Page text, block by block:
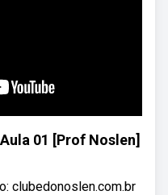
01 [Prof Noslen]
clubedonoslen.com.br